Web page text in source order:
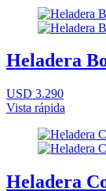
Heladera
USD 3.290
Vista rápida
Heladera